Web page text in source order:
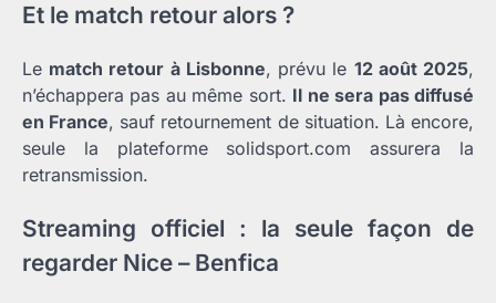
Et le match retour alors ?
Le match retour à Lisbonne, prévu le 12 août 2025,
n’échappera pas au même sort. Il ne sera pas diffusé
en France, sauf retournement de situation. Là encore,
seule la plateforme solidsport.com assurera la
retransmission.
Streaming officiel : la seule façon de
regarder Nice – Benfica